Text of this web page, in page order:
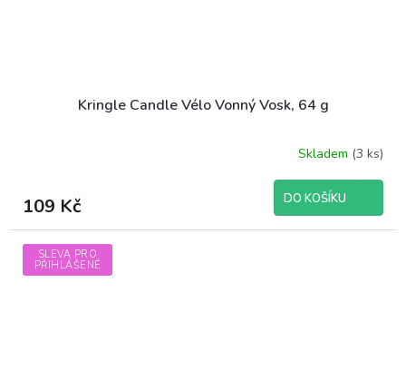
Kringle Candle Vélo Vonný Vosk, 64 g
Skladem (3 ks)
109 Kč DO KOŠÍKU
SLEVA PRO
PŘIHLÁŠENÉ